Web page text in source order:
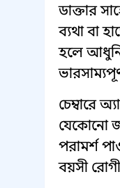
ডাক্তার
ব্যথা বা
হলে
চেম্বারে
যেকোনো
পরামর্শ
বয়সী